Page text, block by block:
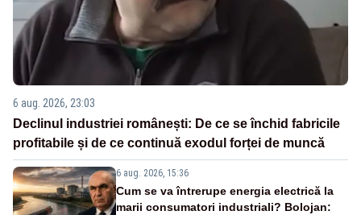
6 aug. 2026, 23:03
Declinul industriei românești: De ce se închid fabricile
profitabile și de ce continuă exodul forței de muncă
6 aug. 2026, 15:36
Cum se va întrerupe energia electrică la
marii consumatori industriali? Bolojan: